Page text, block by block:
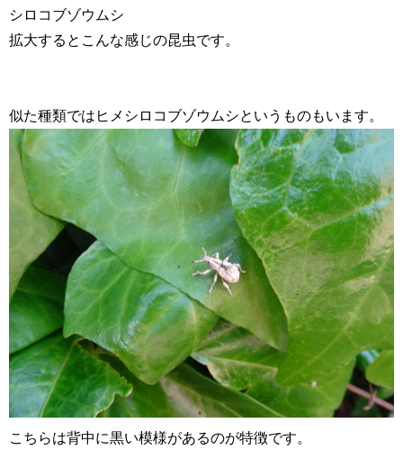
シロコブゾウムシ
拡大するとこんな感じの昆虫です。
似た種類ではヒメシロコブゾウムシというものもいます。
こちらは背中に黒い模様があるのが特徴です。